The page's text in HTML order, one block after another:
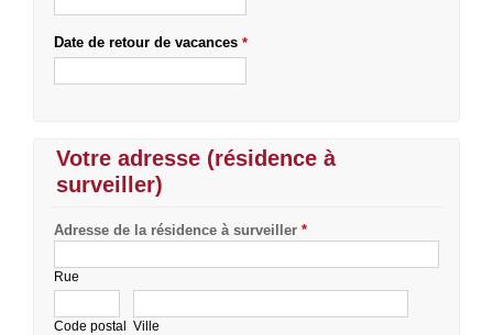
Date de retour de vacances *
Votre adresse (résidence à
surveiller)
Adresse de la résidence à surveiller *
Rue
Code postal Ville